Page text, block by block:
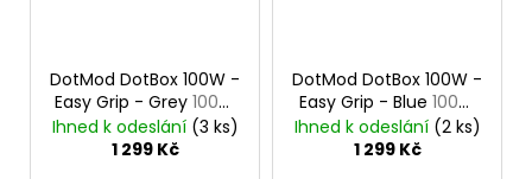
DotMod DotBox 100W -
Easy Grip - Grey 100W
Mod
Ihned k odeslání (3 ks)
1 299 Kč
DotMod DotBox 100W -
Easy Grip - Blue 100W
Mod
Ihned k odeslání (2 ks)
1 299 Kč